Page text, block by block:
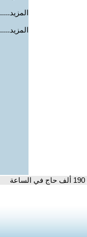
المزيد.....
المزيد.....